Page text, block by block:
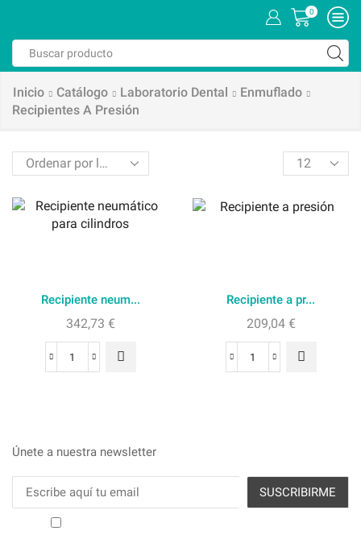
0
Inicio Catálogo Laboratorio Dental
Enmuflado
Recipientes A Presión
Products
per
Recipiente neum...
342,73 €
Recipiente
Recipiente a pr...
209,04 €
Recipiente
Únete a nuestra newsletter